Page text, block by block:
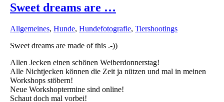
Sweet dreams are …
Allgemeines, Hunde, Hundefotografie, Tiershootings
Sweet dreams are made of this .-))
Allen Jecken einen schönen Weiberdonnerstag!
Alle Nichtjecken können die Zeit ja nützen und mal in meinen
Workshops stöbern!
Neue Workshoptermine sind online!
Schaut doch mal vorbei!